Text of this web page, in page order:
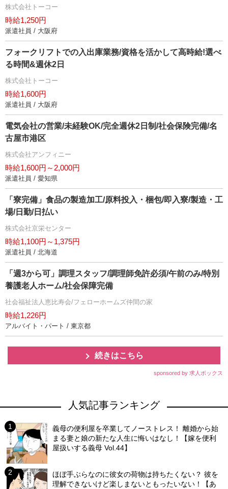
株式会社トーコー
時給1,250円
派遣社員 / 大阪府
フォークリフトでの入出庫業務/資格を活かして高時給!選べ
る時間&週休2日
株式会社トーコー
時給1,600円
派遣社員 / 大阪府
電気会社の営業/未経験OK/完全週休2日制/社会保険完備/名
古屋市港区
株式会社アンフィニー
時給1,600円～2,000円
派遣社員 / 愛知県
「寮完備」食品の製造加工/原料投入・梱包/即入寮/製造・工
場/日勤/日払い
株式会社京栄センター
時給1,100円～1,375円
派遣社員 / 北海道
「週3から可」調理スタッフ/調理師免許必須/午前のみ/特別
養護老人ホーム/社会保障完備
社会福祉法人恵比寿会/フェローホームズ仲間の家
時給1,226円
アルバイト・パート / 東京都
続きはこちら
sponsored by 求人ボックス
人気記事ランキング
義母の便利屋を卒業してノーストレス！ 離婚から始
まる妻と娘の新たな人生に悔いはなし！【嫁を便利
屋扱いする義母 Vol.44】
ほぼ手ぶらなのに彼女の荷物は持ちたくない？ 彼を
理解できないけど楽しまないともったいない！【あ